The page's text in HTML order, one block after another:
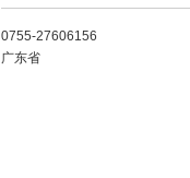
0755-27606156
广东省